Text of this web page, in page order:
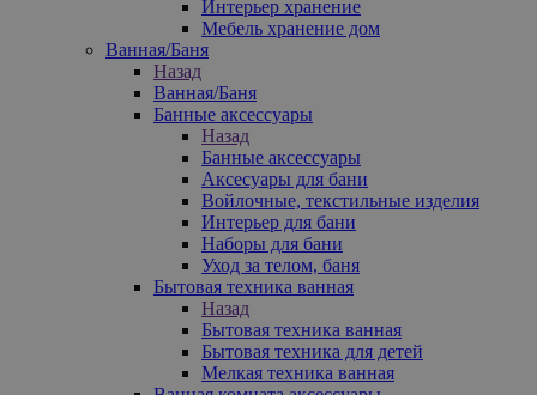
Интерьер хранение
Мебель хранение дом
Ванная/Баня
Назад
Ванная/Баня
Банные аксессуары
Назад
Банные аксессуары
Аксесуары для бани
Войлочные, текстильные изделия
Интерьер для бани
Наборы для бани
Уход за телом, баня
Бытовая техника ванная
Назад
Бытовая техника ванная
Бытовая техника для детей
Мелкая техника ванная